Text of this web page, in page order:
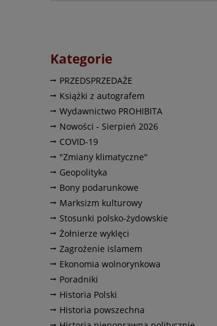
Kategorie
PRZEDSPRZEDAŻE
Książki z autografem
Wydawnictwo PROHIBITA
Nowości - Sierpień 2026
COVID-19
"Zmiany klimatyczne"
Geopolityka
Bony podarunkowe
Marksizm kulturowy
Stosunki polsko-żydowskie
Żołnierze wyklęci
Zagrożenie islamem
Ekonomia wolnorynkowa
Poradniki
Historia Polski
Historia powszechna